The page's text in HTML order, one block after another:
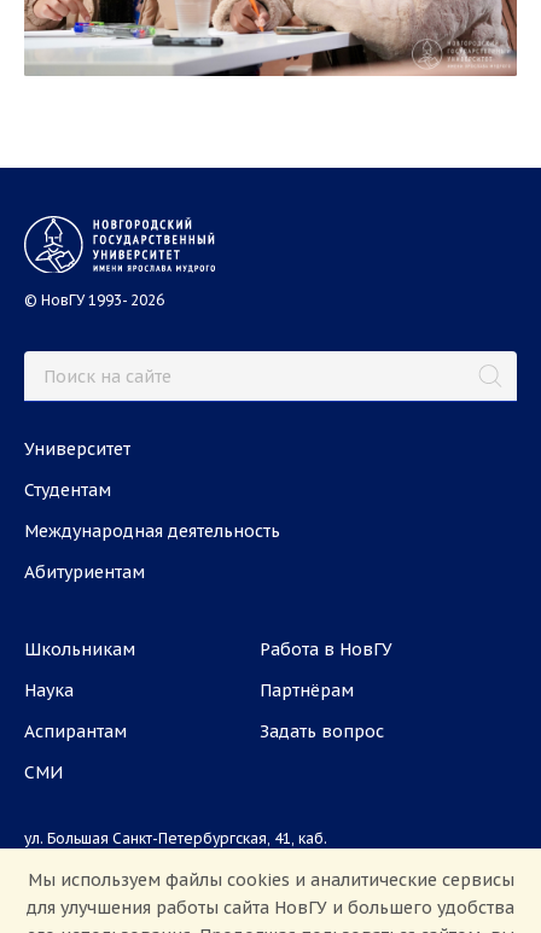
© НовГУ 1993- 2026
Университет
Студентам
Международная деятельность
Абитуриентам
Школьникам
Наука
Аспирантам
СМИ
Работа в НовГУ
Партнёрам
Задать вопрос
ул. Большая Санкт-Петербургская, 41, каб.
Приемная комиссия: +7(8162)33-20-44
Мы используем файлы cookies и аналитические сервисы
для улучшения работы сайта НовГУ и большего удобства